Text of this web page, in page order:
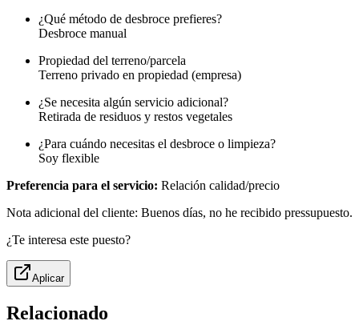
¿Qué método de desbroce prefieres?
Desbroce manual
Propiedad del terreno/parcela
Terreno privado en propiedad (empresa)
¿Se necesita algún servicio adicional?
Retirada de residuos y restos vegetales
¿Para cuándo necesitas el desbroce o limpieza?
Soy flexible
Preferencia para el servicio: Relación calidad/precio
Nota adicional del cliente: Buenos días, no he recibido pressupuesto.
¿Te interesa este puesto?
Aplicar
Relacionado